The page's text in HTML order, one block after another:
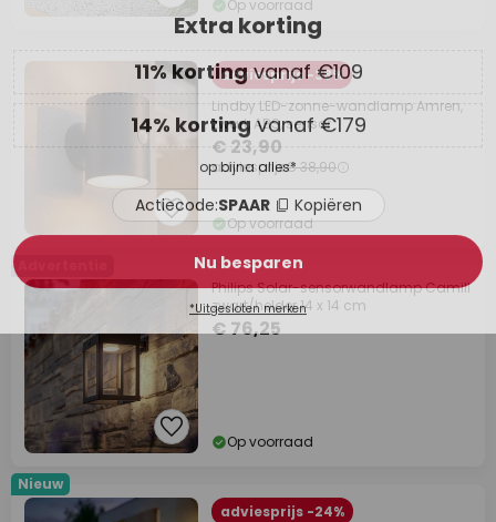
Op voorraad
adviesprijs -38%
Lindby LED-zonne-wandlamp Amren,
zwart, ABS, sensor
€ 23,90
adviesprijs€ 38,90
Op voorraad
Philips Solar-sensorwandlamp Camill
zwart/helder 14 x 14 cm
€ 76,25
Op voorraad
Nieuw
adviesprijs -24%